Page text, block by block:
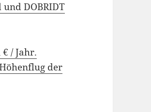
DOBRIDT
/ Jahr.
der